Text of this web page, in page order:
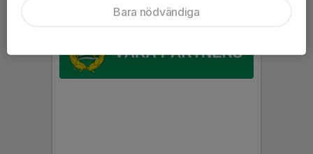
Bara nödvändiga